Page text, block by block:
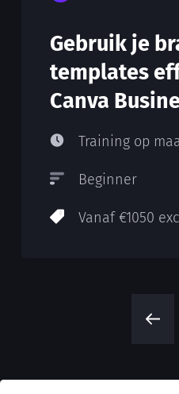
Gebruik je
templates
Canva
Training op
Beginner
Vanaf €1050